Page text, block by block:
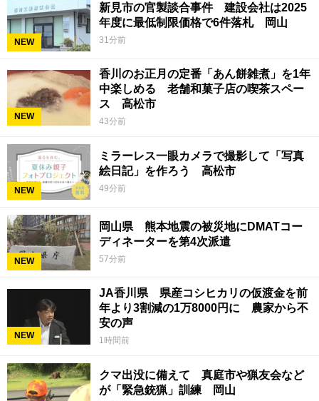
NEW
新見市の官製談合事件 建設会社は2025
年度に最低制限価格で6件落札 岡山
31分前
NEW
香川のお正月の定番「あん餅雑煮」を1年
中楽しめる 老舗和菓子店の喫茶スペー
ス 高松市
43分前
NEW
ミラーレス一眼カメラで撮影して「写真
絵日記」を作ろう 高松市
49分前
NEW
岡山県 熊本地震の被災地にDMATコー
ディネーターを第4次派遣
57分前
NEW
JA香川県 県産コシヒカリの仮渡金を前
年より3割減の1万8000円に 農家から不
安の声
1時間前
クマ出没に備えて 真庭市や猟友会など
が「緊急銃猟」訓練 岡山